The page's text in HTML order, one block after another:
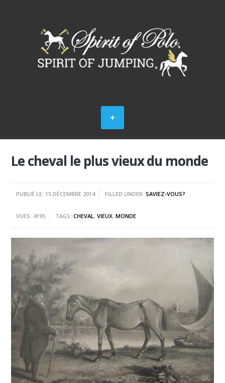
Le cheval le plus vieux du monde
PUBLIÉ LE: 15 DÉCEMBRE 2014 FILLED UNDER:SAVIEZ-VOUS?
VUES: 4195 TAGS:CHEVAL ,VIEUX,MONDE